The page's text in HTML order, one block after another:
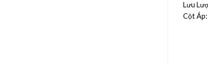
Lưu
Cột Áp: